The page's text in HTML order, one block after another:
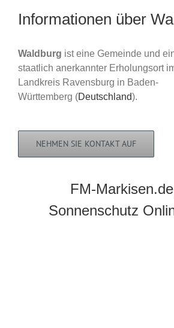
Informationen über
Waldburg ist eine Gemeinde und
staatlich anerkannter Erholungsort
Landkreis Ravensburg in Baden-
Württemberg (Deutschland).
NEHMEN SIE KONTAKT AUF
FM-
Sonnenschutz